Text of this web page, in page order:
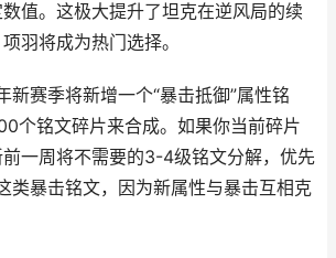
值。这极大提升了坦克在逆风局的续
羽将成为热门选择。
赛季将新增一个“暴击抵御”属性铭
个铭文碎片来合成。如果你当前碎片
一周将不需要的3-4级铭文分解，优先
类暴击铭文，因为新属性与暴击互相克